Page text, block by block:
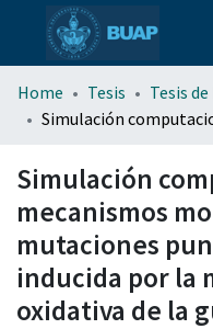
Home Tesis
Tesis
Simulación
mecanismos
mutaciones
inducida por la
oxidativa de la